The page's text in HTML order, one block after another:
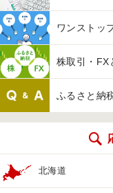
ワンストッ
株取引・FX
ふるさと納
北海道